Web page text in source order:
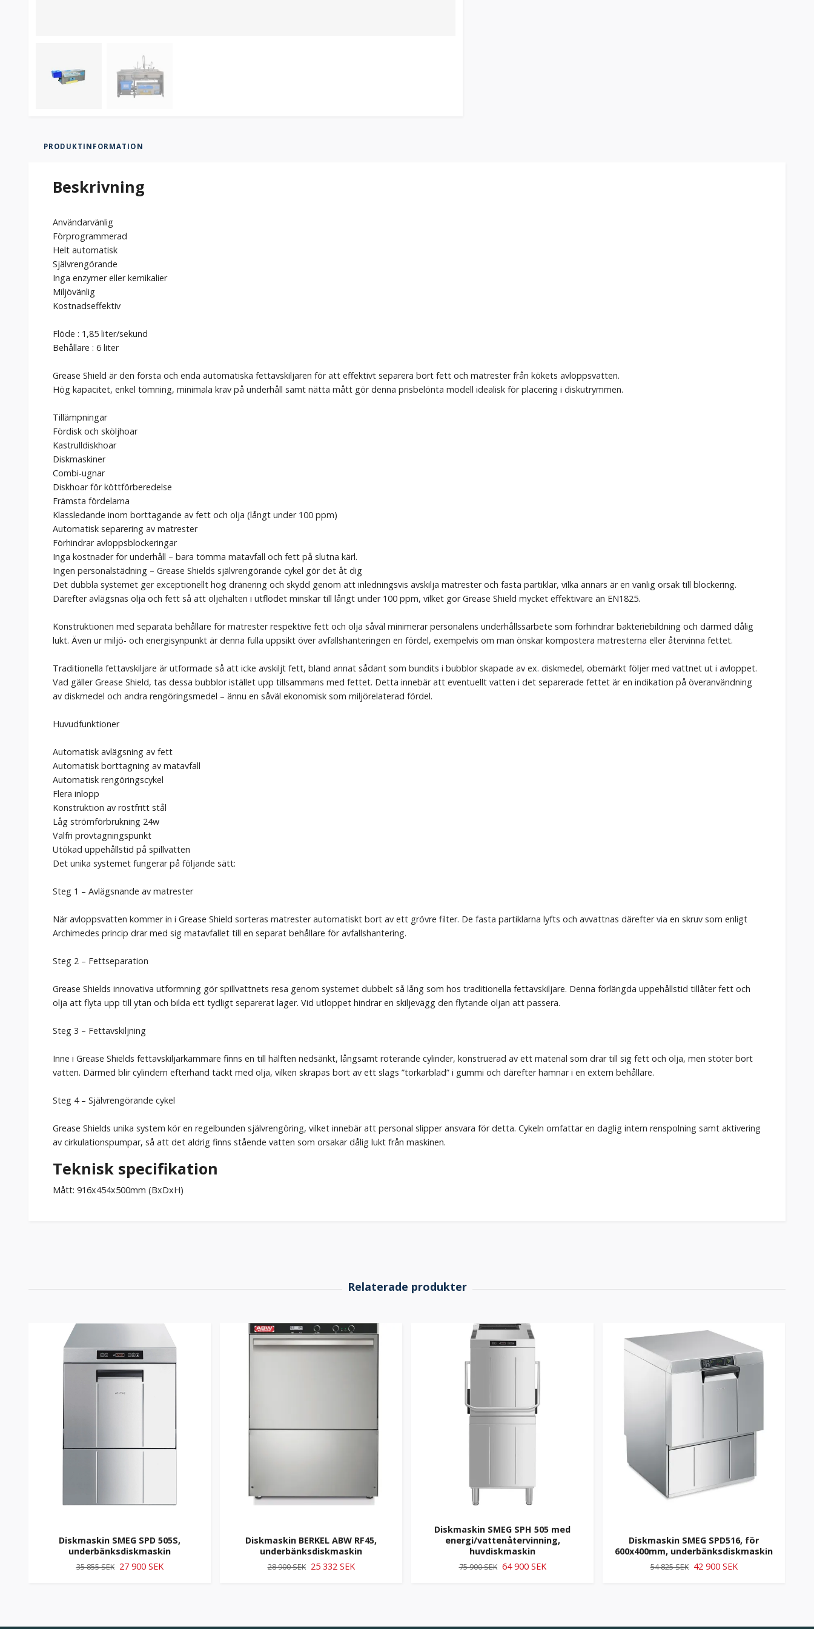
PRODUKTINFORMATION
Beskrivning
Användarvänlig
Förprogrammerad
Helt automatisk
Självrengörande
Inga enzymer eller kemikalier
Miljövänlig
Kostnadseffektiv
Flöde : 1,85 liter/sekund
Behållare : 6 liter
Grease Shield är den första och enda automatiska fettavskiljaren för att effektivt separera bort fett och matrester från kökets avloppsvatten.
Hög kapacitet, enkel tömning, minimala krav på underhåll samt nätta mått gör denna prisbelönta modell idealisk för placering i diskutrymmen.
Tillämpningar
Fördisk och sköljhoar
Kastrulldiskhoar
Diskmaskiner
Combi-ugnar
Diskhoar för köttförberedelse
Främsta fördelarna
Klassledande inom borttagande av fett och olja (långt under 100 ppm)
Automatisk separering av matrester
Förhindrar avloppsblockeringar
Inga kostnader för underhåll – bara tömma matavfall och fett på slutna kärl.
Ingen personalstädning – Grease Shields självrengörande cykel gör det åt dig
Det dubbla systemet ger exceptionellt hög dränering och skydd genom att inledningsvis avskilja matrester och fasta partiklar, vilka annars är en vanlig orsak till blockering.
Därefter avlägsnas olja och fett så att oljehalten i utflödet minskar till långt under 100 ppm, vilket gör Grease Shield mycket effektivare än EN1825.
Konstruktionen med separata behållare för matrester respektive fett och olja såväl minimerar personalens underhållssarbete som förhindrar bakteriebildning och därmed dålig
lukt. Även ur miljö- och energisynpunkt är denna fulla uppsikt över avfallshanteringen en fördel, exempelvis om man önskar kompostera matresterna eller återvinna fettet.
Traditionella fettavskiljare är utformade så att icke avskiljt fett, bland annat sådant som bundits i bubblor skapade av ex. diskmedel, obemärkt följer med vattnet ut i avloppet.
Vad gäller Grease Shield, tas dessa bubblor istället upp tillsammans med fettet. Detta innebär att eventuellt vatten i det separerade fettet är en indikation på överanvändning
av diskmedel och andra rengöringsmedel – ännu en såväl ekonomisk som miljörelaterad fördel.
Huvudfunktioner
Automatisk avlägsning av fett
Automatisk borttagning av matavfall
Automatisk rengöringscykel
Flera inlopp
Konstruktion av rostfritt stål
Låg strömförbrukning 24w
Valfri provtagningspunkt
Utökad uppehållstid på spillvatten
Det unika systemet fungerar på följande sätt:
Steg 1 – Avlägsnande av matrester
När avloppsvatten kommer in i Grease Shield sorteras matrester automatiskt bort av ett grövre filter. De fasta partiklarna lyfts och avvattnas därefter via en skruv som enligt
Archimedes princip drar med sig matavfallet till en separat behållare för avfallshantering.
Steg 2 – Fettseparation
Grease Shields innovativa utformning gör spillvattnets resa genom systemet dubbelt så lång som hos traditionella fettavskiljare. Denna förlängda uppehållstid tillåter fett och
olja att flyta upp till ytan och bilda ett tydligt separerat lager. Vid utloppet hindrar en skiljevägg den flytande oljan att passera.
Steg 3 – Fettavskiljning
Inne i Grease Shields fettavskiljarkammare finns en till hälften nedsänkt, långsamt roterande cylinder, konstruerad av ett material som drar till sig fett och olja, men stöter bort
vatten. Därmed blir cylindern efterhand täckt med olja, vilken skrapas bort av ett slags ”torkarblad” i gummi och därefter hamnar i en extern behållare.
Steg 4 – Självrengörande cykel
Grease Shields unika system kör en regelbunden självrengöring, vilket innebär att personal slipper ansvara för detta. Cykeln omfattar en daglig intern renspolning samt aktivering
av cirkulationspumpar, så att det aldrig finns stående vatten som orsakar dålig lukt från maskinen.
Teknisk specifikation
Mått: 916x454x500mm (BxDxH)
Diskmaskin SMEG SPD 505S,
underbänksdiskmaskin
35 855 SEK 27 900 SEK
Diskmaskin BERKEL ABW RF45,
underbänksdiskmaskin
28 900 SEK 25 332 SEK
Diskmaskin SMEG SPH 505 med
energi/vattenåtervinning,
huvdiskmaskin
75 900 SEK 64 900 SEK
Diskmaskin SMEG SPD516, för
600x400mm, underbänksdiskmaskin
54 825 SEK 42 900 SEK